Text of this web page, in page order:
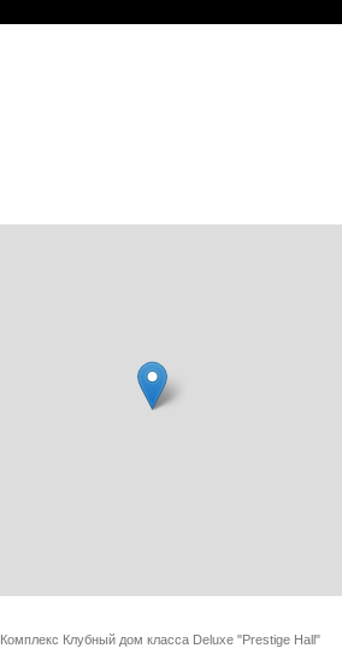
Комплекс Клубный дом класса Deluxe "Prestige Hall"